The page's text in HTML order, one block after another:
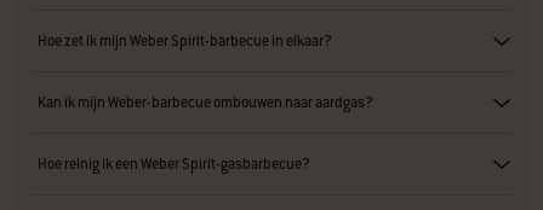
Hoe zet ik mijn Weber Spirit-barbecue in elkaar?
Kan ik mijn Weber-barbecue ombouwen naar aardgas?
Hoe reinig ik een Weber Spirit-gasbarbecue?